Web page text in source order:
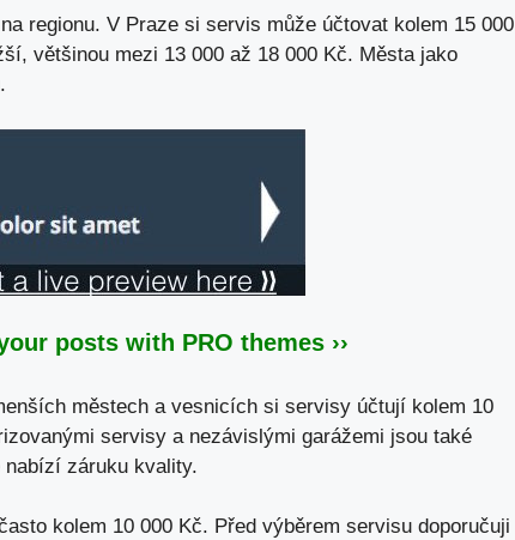
regionu. V Praze si servis může účtovat kolem 15 000
většinou mezi 13 000 až 18 000 Kč. Města jako
posts with PRO themes ››
městech a vesnicích si servisy účtují kolem 10
servisy a nezávislými garážemi jsou také
záruku kvality.
kolem 10 000 Kč. Před výběrem servisu doporučuji